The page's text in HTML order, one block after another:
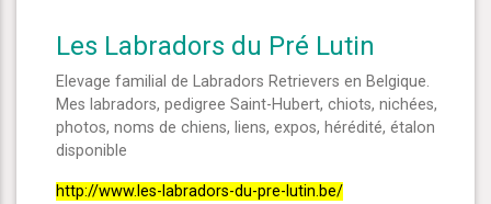
Les Labradors du Pré Lutin
Elevage familial de Labradors Retrievers en Belgique.
Mes labradors, pedigree Saint-Hubert, chiots, nichées,
photos, noms de chiens, liens, expos, hérédité, étalon
disponible
http://www.les-labradors-du-pre-lutin.be/